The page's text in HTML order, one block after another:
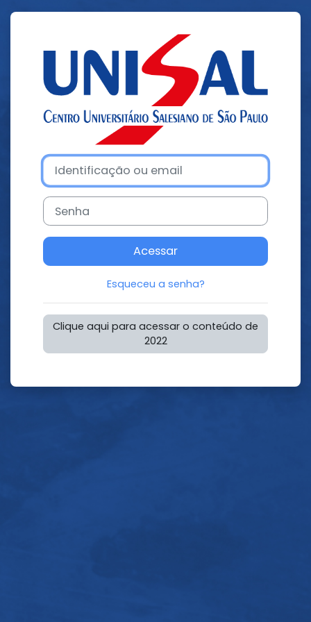
Acesso a
Identificação ou email
Senha
Acessar
Esqueceu a senha?
Clique aqui para acessar o conteúdo de
2022